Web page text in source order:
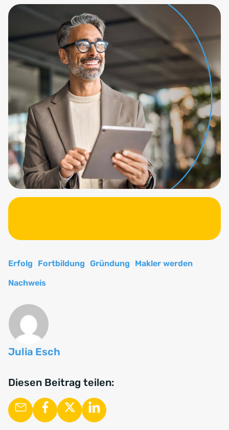
Erfolg Fortbildung Gründung
Makler werden
Nachweis
Julia Esch
Diesen Beitrag teilen: